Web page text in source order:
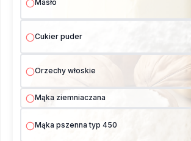
Masło
Cukier puder
Orzechy włoskie
Mąka ziemniaczana
Mąka pszenna typ 450